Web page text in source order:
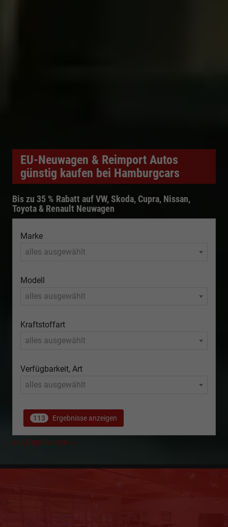
EU-Neuwagen & Reimport Autos
günstig kaufen bei Hamburgcars
Bis zu 35 % Rabatt auf VW, Skoda, Cupra, Nissan,
Toyota & Renault Neuwagen
Marke
alles ausgewählt
Modell
alles ausgewählt
Kraftstoffart
alles ausgewählt
Verfügbarkeit, Art
alles ausgewählt
113 Ergebnisse anzeigen
zur Detailsuche »